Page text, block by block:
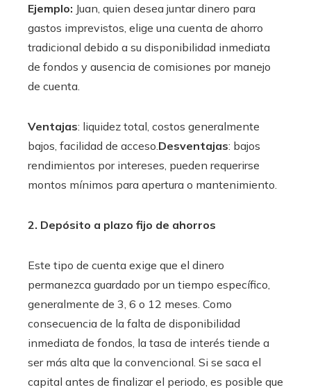
Ejemplo: Juan, quien desea juntar dinero para
gastos imprevistos, elige una cuenta de ahorro
tradicional debido a su disponibilidad inmediata
de fondos y ausencia de comisiones por manejo
de cuenta.
Ventajas: liquidez total, costos generalmente
bajos, facilidad de acceso. Desventajas: bajos
rendimientos por intereses, pueden requerirse
montos mínimos para apertura o mantenimiento.
2. Depósito a plazo fijo de ahorros
Este tipo de cuenta exige que el dinero
permanezca guardado por un tiempo específico,
generalmente de 3, 6 o 12 meses. Como
consecuencia de la falta de disponibilidad
inmediata de fondos, la tasa de interés tiende a
ser más alta que la convencional. Si se saca el
capital antes de finalizar el periodo, es posible que